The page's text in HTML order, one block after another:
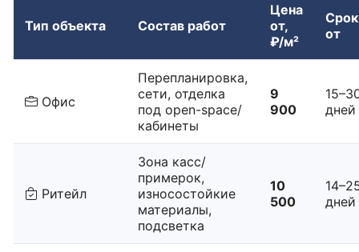
Тип объекта Состав работ
Цена
от,
₽/м²
от
Офис
Перепланировка,
сети, отделка
под open-space/
кабинеты
9
900
дней
Ритейл
Зона касс/
примерок,
износостойкие
материалы,
подсветка
10
500
дней